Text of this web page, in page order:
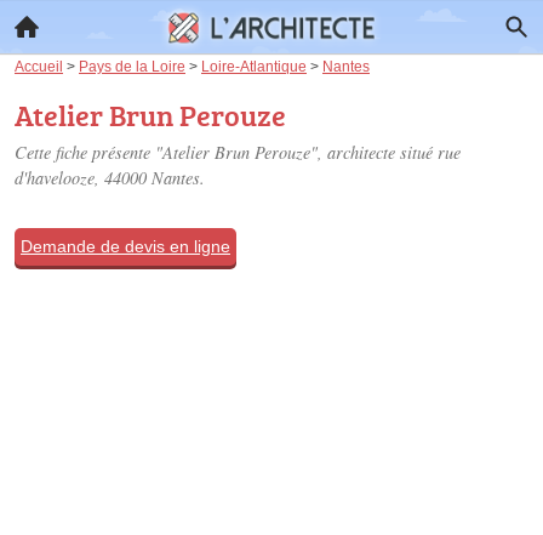
Accueil > Pays de la Loire > Loire-Atlantique > Nantes
Atelier Brun Perouze
Cette fiche présente "Atelier Brun Perouze", architecte situé rue
d'havelooze, 44000 Nantes.
Demande de devis en ligne